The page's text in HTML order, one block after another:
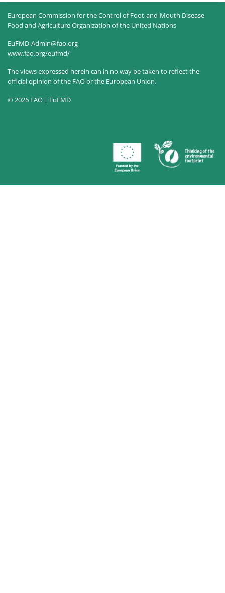
European Commission for the Control of Foot-and-Mouth Disease
Food and Agriculture Organization of the United Nations
EuFMD-Admin@fao.org
www.fao.org/eufmd/
The views expressed herein can in no way be taken to reflect the
official opinion of the FAO or the European Union.
© 2026 FAO | EuFMD